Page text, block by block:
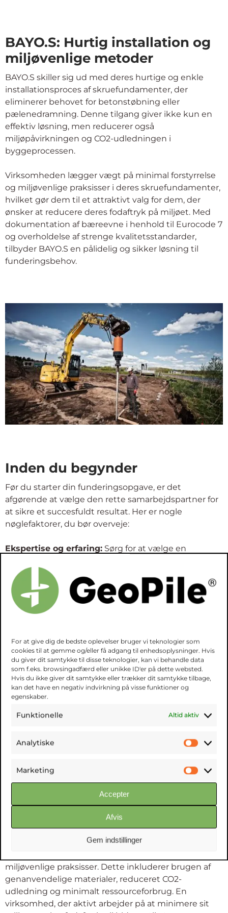
For at give dig de bedste oplevelser bruger vi teknologier som
cookies til at gemme og/eller få adgang til enhedsoplysninger. Hvis
du giver dit samtykke til disse teknologier, kan vi behandle data
som f.eks. browsingadfærd eller unikke ID'er på dette websted.
Hvis du ikke giver dit samtykke eller trækker dit samtykke tilbage,
kan det have en negativ indvirkning på visse funktioner og
egenskaber.
Funktionelle Altid aktiv
Analytiske
Marketing
Accepter
Afvis
Gem indstillinger
BAYO.S: Hurtig installation og
miljøvenlige metoder
BAYO.S skiller sig ud med deres hurtige og enkle
installationsproces af skruefundamenter, der
eliminerer behovet for betonstøbning eller
pælenedramning. Denne tilgang giver ikke kun en
effektiv løsning, men reducerer også
miljøpåvirkningen og CO2-udledningen i
byggeprocessen.
Virksomheden lægger vægt på minimal forstyrrelse
og miljøvenlige praksisser i deres skruefundamenter,
hvilket gør dem til et attraktivt valg for dem, der
ønsker at reducere deres fodaftryk på miljøet. Med
dokumentation af bæreevne i henhold til Eurocode 7
og overholdelse af strenge kvalitetsstandarder,
tilbyder BAYO.S en pålidelig og sikker løsning til
funderingsbehov.
Inden du begynder
Før du starter din funderingsopgave, er det
afgørende at vælge den rette samarbejdspartner for
at sikre et succesfuldt resultat. Her er nogle
nøglefaktorer, du bør overveje:
Ekspertise og erfaring: Sørg for at vælge en
og ekspertise inden for
med en pålidelig historik og velkvalificerede
medarbejdere vil være i stand til at tackle selv de
mest komplekse funderingsopgaver med tillid og
Referencerog tidligere arbejde: Gennemgå
samarbejdspartnerens tidligere arbejde og
referencer for at få indsigt i deres evne til at levere
kvalitet og pålidelighed i deres projekter. Spørg efter
kundeanmeldelser eller tidligere cases, der ligner din
arbejdsmetoder og resultater.
Teknologisk kapacitet:
evne til at tilpasse sig innovative metoder og
løsninger. En virksomhed, der investerer i avanceret
udstyr og teknologi, vil kunne levere mere effektive
og præcise resultater, hvilket kan være afgørende for
Bæredygtighed og miljøhensyn:
miljøvenlige praksisser. Dette inkluderer brugen af
genanvendelige materialer, reduceret CO2-
udledning og minimalt ressourceforbrug. En
virksomhed, der aktivt arbejder på at minimere sit